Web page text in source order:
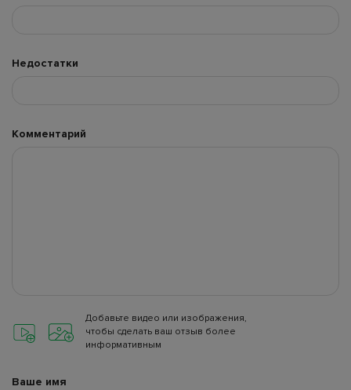
Недостатки
Комментарий
Добавьте видео или изображения,
чтобы сделать ваш отзыв более
информативным
Ваше имя